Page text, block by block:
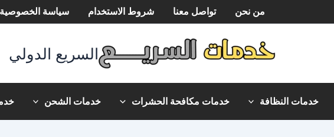
من نحن تواصل معنا شروط الاستخدام سياسة الخصوصية
السريع الدولي
خدمات النظافة خدمات مكافحة الحشرات خدمات الشحن